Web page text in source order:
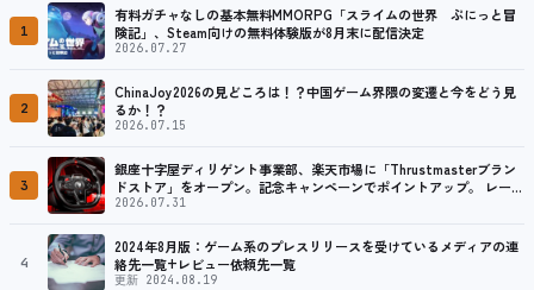
1
有料ガチャなしの基本無料MMORPG「スライムの世界 ぷにっと冒
険記」、Steam向けの無料体験版が8月末に配信決定
2026.07.27
2
ChinaJoy2026の見どころは！？中国ゲーム界隈の変遷と今をどう見
るか！？
2026.07.15
3
銀座十字屋ディリゲント事業部、楽天市場に「Thrustmasterブラン
ドストア」をオープン。記念キャンペーンでポイントアップ。 レーシ
ング／フライトシム向けコントローラーを中心に、幅広くラインナッ
2026.07.31
4
2024年8月版：ゲーム系のプレスリリースを受けているメディアの連
絡先一覧+レビュー依頼先一覧
更新 2024.08.19